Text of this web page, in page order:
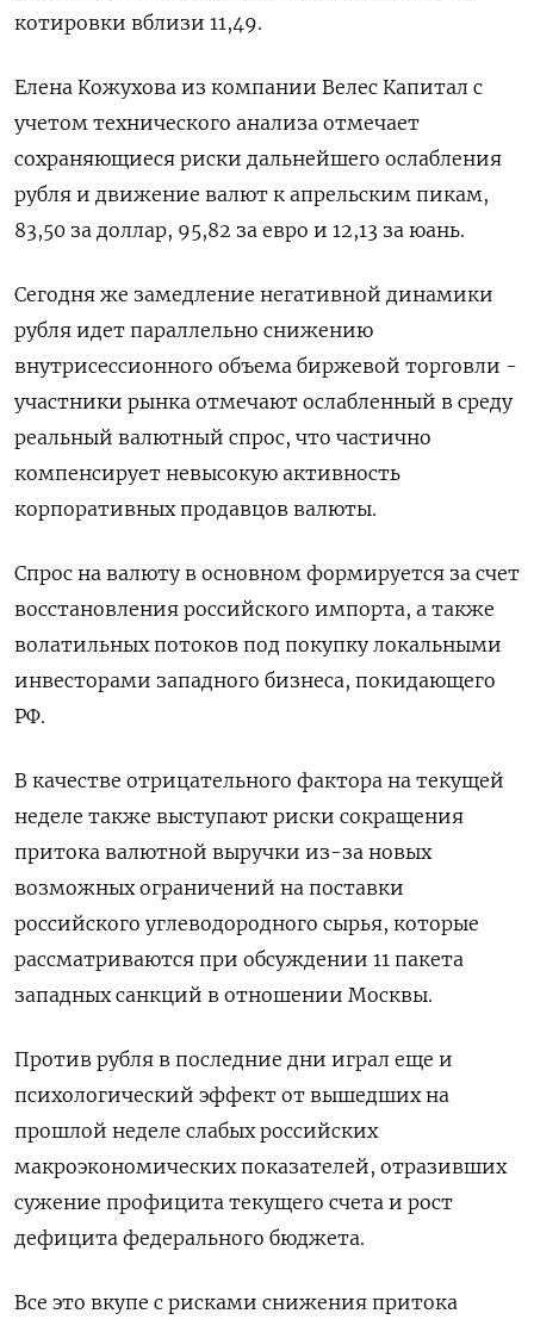
котировки вблизи 11,49.
Елена Кожухова из компании Велес Капитал с
учетом технического анализа отмечает
сохраняющиеся риски дальнейшего ослабления
рубля и движение валют к апрельским пикам,
83,50 за доллар, 95,82 за евро и 12,13 за юань.
Сегодня же замедление негативной динамики
рубля идет параллельно снижению
внутрисессионного объема биржевой торговли -
участники рынка отмечают ослабленный в среду
реальный валютный спрос, что частично
компенсирует невысокую активность
корпоративных продавцов валюты.
Спрос на валюту в основном формируется за счет
восстановления российского импорта, а также
волатильных потоков под покупку локальными
инвесторами западного бизнеса, покидающего
РФ.
В качестве отрицательного фактора на текущей
неделе также выступают риски сокращения
притока валютной выручки из-за новых
возможных ограничений на поставки
российского углеводородного сырья, которые
рассматриваются при обсуждении 11 пакета
западных санкций в отношении Москвы.
Против рубля в последние дни играл еще и
психологический эффект от вышедших на
прошлой неделе слабых российских
макроэкономических показателей, отразивших
сужение профицита текущего счета и рост
дефицита федерального бюджета.
Все это вкупе с рисками снижения притока